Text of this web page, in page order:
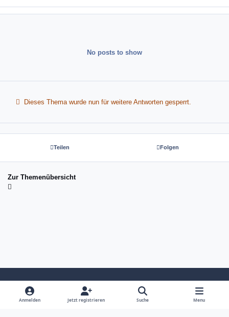
No posts to show
Dieses Thema wurde nun für weitere Antworten gesperrt.
Teilen Folgen
Zur Themenübersicht
Light ModeDark ModeSystem Preference
Anmelden Jetzt registrieren Suche Menu